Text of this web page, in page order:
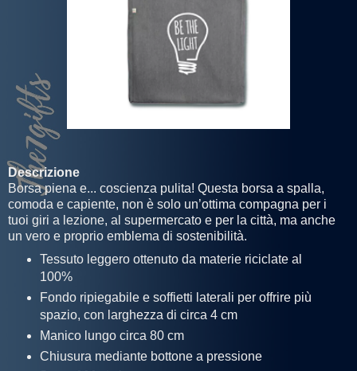
Descrizione
Borsa piena e... coscienza pulita! Questa borsa a spalla,
comoda e capiente, non è solo un’ottima compagna per i
tuoi giri a lezione, al supermercato e per la città, ma anche
un vero e proprio emblema di sostenibilità.
Tessuto leggero ottenuto da materie riciclate al
100%
Fondo ripiegabile e soffietti laterali per offrire più
spazio, con larghezza di circa 4 cm
Manico lungo circa 80 cm
Chiusura mediante bottone a pressione